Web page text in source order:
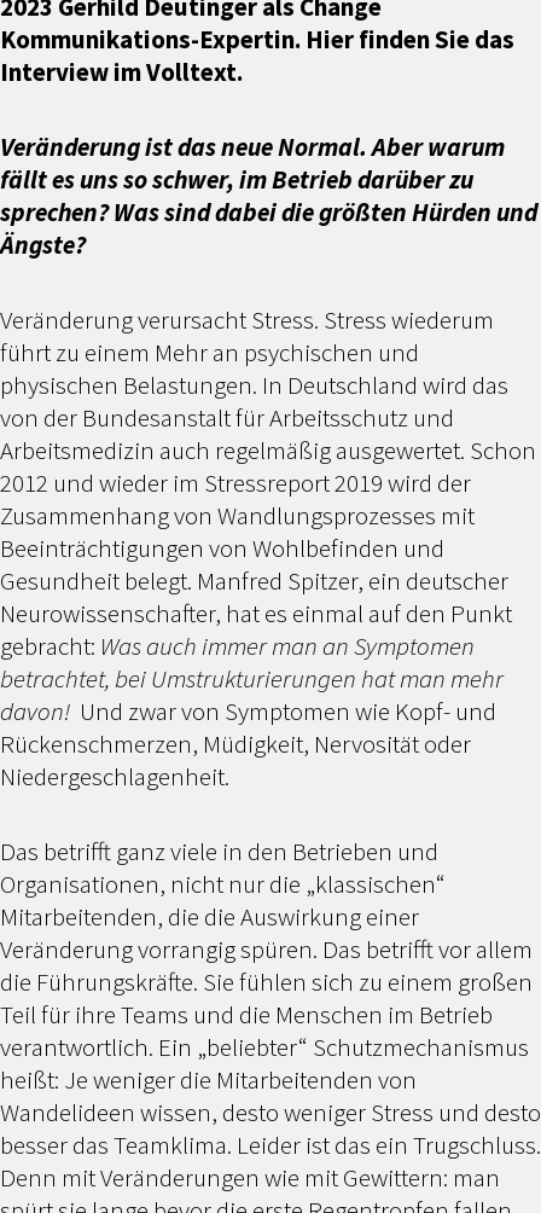
2023 Gerhild Deutinger als Change
Kommunikations-Expertin. Hier finden Sie das
Interview im Volltext.
Veränderung ist das neue Normal. Aber warum
fällt es uns so schwer, im Betrieb darüber zu
sprechen? Was sind dabei die größten Hürden und
Ängste?
Veränderung verursacht Stress. Stress wiederum
führt zu einem Mehr an psychischen und
physischen Belastungen. In Deutschland wird das
von der Bundesanstalt für Arbeitsschutz und
Arbeitsmedizin auch regelmäßig ausgewertet. Schon
2012 und wieder im Stressreport 2019 wird der
Zusammenhang von Wandlungsprozesses mit
Beeinträchtigungen von Wohlbefinden und
Gesundheit belegt. Manfred Spitzer, ein deutscher
Neurowissenschafter, hat es einmal auf den Punkt
gebracht: Was auch immer man an Symptomen
betrachtet, bei Umstrukturierungen hat man mehr
davon! Und zwar von Symptomen wie Kopf- und
Rückenschmerzen, Müdigkeit, Nervosität oder
Niedergeschlagenheit.
Das betrifft ganz viele in den Betrieben und
Organisationen, nicht nur die „klassischen“
Mitarbeitenden, die die Auswirkung einer
Veränderung vorrangig spüren. Das betrifft vor allem
die Führungskräfte. Sie fühlen sich zu einem großen
Teil für ihre Teams und die Menschen im Betrieb
verantwortlich. Ein „beliebter“ Schutzmechanismus
heißt: Je weniger die Mitarbeitenden von
Wandelideen wissen, desto weniger Stress und desto
besser das Teamklima. Leider ist das ein Trugschluss.
Denn mit Veränderungen wie mit Gewittern: man